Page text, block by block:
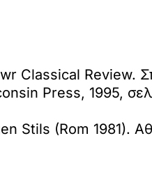
Classical Review.
Press, 1995,
(Rom 1981).